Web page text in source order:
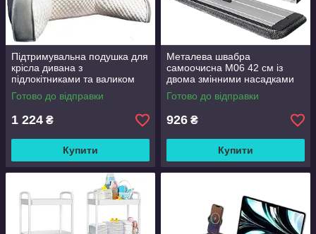
Підтримувальна подушка для
крісла дивана з
підлокітниками та валиком
Good Lucky
Готово до відправки
1 224 ₴
Купити
Металева швабра
самоочисна M06 42 см із
двома змінними насадками
Готово до відправки
926 ₴
Купити